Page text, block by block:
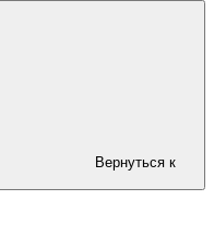
Вернуться к